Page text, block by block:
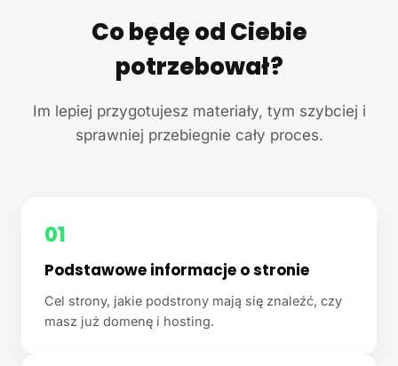
Co będę od Ciebie
potrzebował?
Im lepiej przygotujesz materiały, tym szybciej i
sprawniej przebiegnie cały proces.
01
Podstawowe informacje o stronie
Cel strony, jakie podstrony mają się znaleźć, czy
masz już domenę i hosting.